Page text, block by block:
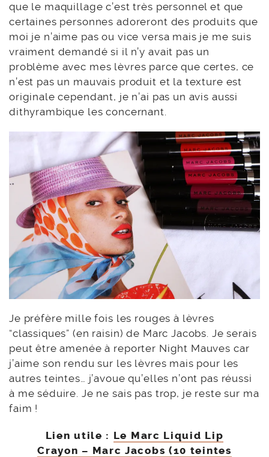
que le maquillage c’est très personnel et que
certaines personnes adoreront des produits que
moi je n’aime pas ou vice versa mais je me suis
vraiment demandé si il n’y avait pas un
problème avec mes lèvres parce que certes, ce
n’est pas un mauvais produit et la texture est
originale cependant, je n’ai pas un avis aussi
dithyrambique les concernant.
Je préfère mille fois les rouges à lèvres
“classiques” (en raisin) de Marc Jacobs. Je serais
peut être amenée à reporter Night Mauves car
j’aime son rendu sur les lèvres mais pour les
autres teintes… j’avoue qu’elles n’ont pas réussi
à me séduire. Je ne sais pas trop, je reste sur ma
faim !
Lien utile : Le Marc Liquid Lip
Crayon – Marc Jacobs (10 teintes